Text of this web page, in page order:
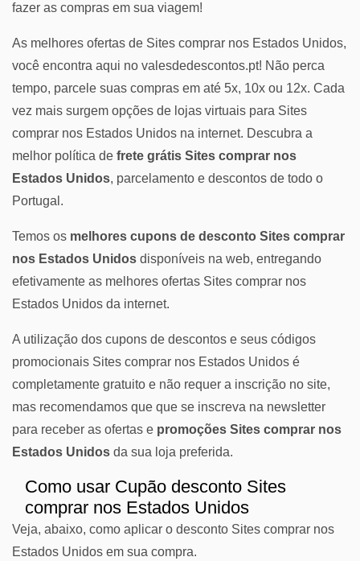
fazer as compras em sua viagem!
As melhores ofertas de Sites comprar nos Estados Unidos,
você encontra aqui no valesdedescontos.pt! Não perca
tempo, parcele suas compras em até 5x, 10x ou 12x. Cada
vez mais surgem opções de lojas virtuais para Sites
comprar nos Estados Unidos na internet. Descubra a
melhor política de frete grátis Sites comprar nos
Estados Unidos, parcelamento e descontos de todo o
Portugal.
Temos os melhores cupons de desconto Sites comprar
nos Estados Unidos disponíveis na web, entregando
efetivamente as melhores ofertas Sites comprar nos
Estados Unidos da internet.
A utilização dos cupons de descontos e seus códigos
promocionais Sites comprar nos Estados Unidos é
completamente gratuito e não requer a inscrição no site,
mas recomendamos que que se inscreva na newsletter
para receber as ofertas e promoções Sites comprar nos
Estados Unidos da sua loja preferida.
Como usar Cupão desconto Sites
comprar nos Estados Unidos
Veja, abaixo, como aplicar o desconto Sites comprar nos
Estados Unidos em sua compra.